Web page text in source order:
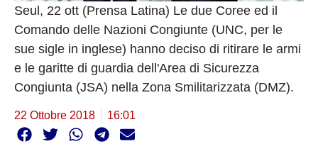
Seul, 22 ott (Prensa Latina) Le due Coree ed il
Comando delle Nazioni Congiunte (UNC, per le
sue sigle in inglese) hanno deciso di ritirare le armi
e le garitte di guardia dell'Area di Sicurezza
Congiunta (JSA) nella Zona Smilitarizzata (DMZ).
22 Ottobre 2018 16:01